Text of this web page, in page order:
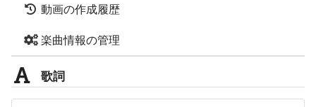
動画の作成履歴
楽曲情報の管理
歌詞